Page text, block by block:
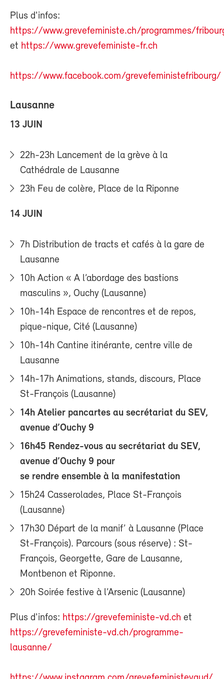
Plus d'infos:
https://www.grevefeministe.ch/programmes/
et https://www.grevefeministe-fr.ch
https://www.facebook.com/grevefeministefribourg/
Lausanne
13 JUIN
22h-23h Lancement de la grève à la
Cathédrale de Lausanne
23h Feu de colère, Place de la Riponne
14 JUIN
7h Distribution de tracts et cafés à la gare de
Lausanne
10h Action « A l’abordage des bastions
masculins », Ouchy (Lausanne)
10h-14h Espace de rencontres et de repos,
pique-nique, Cité (Lausanne)
10h-14h Cantine itinérante, centre ville de
Lausanne
14h-17h Animations, stands, discours, Place
St-François (Lausanne)
14h Atelier pancartes au secrétariat du SEV,
avenue d’Ouchy 9
16h45 Rendez-vous au secrétariat du SEV,
avenue d’Ouchy 9 pour
se rendre ensemble à la manifestation
15h24 Casserolades, Place St-François
(Lausanne)
17h30 Départ de la manif’ à Lausanne (Place
St-François). Parcours (sous réserve) : St-
François, Georgette, Gare de Lausanne,
Montbenon et Riponne.
20h Soirée festive à l’Arsenic (Lausanne)
Plus d'infos: https://grevefeministe-vd.ch et
https://grevefeministe-vd.ch/programme-
lausanne/